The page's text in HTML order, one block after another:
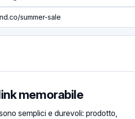
summer-sale
memorabile
semplici e durevoli: prodotto,